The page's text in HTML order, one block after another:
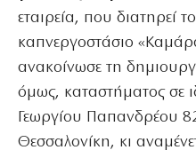
εταιρεία, που διατηρεί
καπνεργοστάσιο
ανακοίνωσε τη
όμως, καταστήματος σε
Γεωργίου Παπανδρέου
Θεσσαλονίκη, κι